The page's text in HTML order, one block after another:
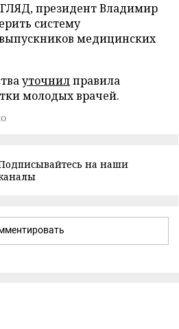
президент Владимир
систему
медицинских
уточнилправила
молодых врачей.
на наши